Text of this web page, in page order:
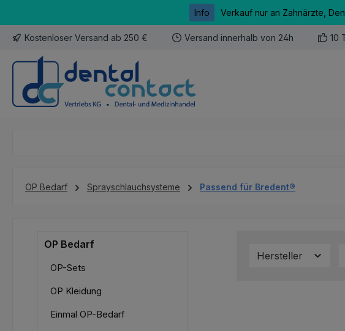
Info Verkauf nur an Zahnärzte,
Kostenloser Versand ab 250 € Versand innerhalb von 24h 10
OP Bedarf Sprayschlauchsysteme Passend für Bredent®
OP Bedarf
OP-Sets
OP Kleidung
Einmal OP-Bedarf
Hersteller